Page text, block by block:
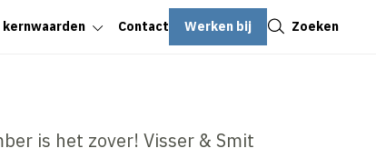
kernwaarden Contact Werken bij Zoeken
is het zover! Visser & Smit
Sluiten